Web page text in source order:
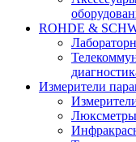
ROHDE &
Измерители
Люксметры